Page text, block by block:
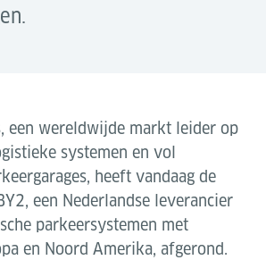
een wereldwijde markt leider op
systemen en vol
heeft vandaag de
een Nederlandse leverancier
parkeersystemen met
en Noord Amerika, afgerond.